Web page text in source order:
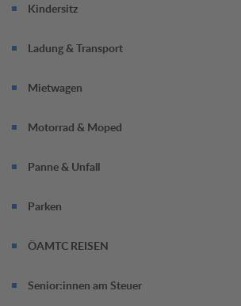
Kindersitz
Ladung & Transport
Mietwagen
Motorrad & Moped
Panne & Unfall
Parken
ÖAMTC REISEN
Senior:innen am Steuer